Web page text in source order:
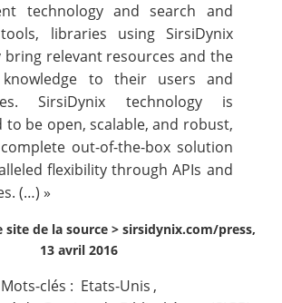
technology and search and
libraries using SirsiDynix
bring relevant resources and the
to their users and
SirsiDynix technology is
to be open, scalable, and robust,
out-of-the-box solution
flexibility through APIs and
(…) »
de la source > sirsidynix.com/press,
13 avril 2016
Mots-clés : Etats-Unis ,